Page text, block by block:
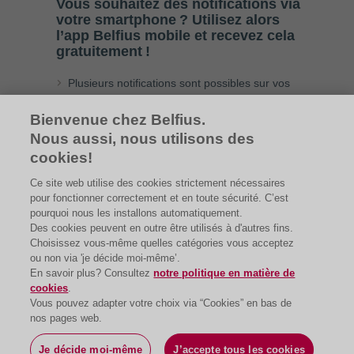
Vous souhaitez des notifications via
votre smartphone ? Utilisez alors
l’app Belfius mobile et recevez cela
gratuitement !
Plusieurs notifications sont possibles sur vos
comptes, cartes, … plus d’infos
Et pour vos investissements, utilisez les
notifications de Re=Bel (alertes de prix,
exécution d’un achat ou d’une vente,
Demander
Bienvenue chez Belfius.
Nous aussi, nous utilisons des
cookies!
Ce site web utilise des cookies strictement nécessaires
pour fonctionner correctement et en toute sécurité. C’est
pourquoi nous les installons automatiquement.
Des cookies peuvent en outre être utilisés à d'autres fins.
Choisissez vous-même quelles catégories vous acceptez
ou non via 'je décide moi-même’.
En savoir plus? Consulteznotre politique en matière de
cookies.
Vous pouvez adapter votre choix via “Cookies” en bas de
nos pages web.
Je décide moi-même J’accepte tous les cookies